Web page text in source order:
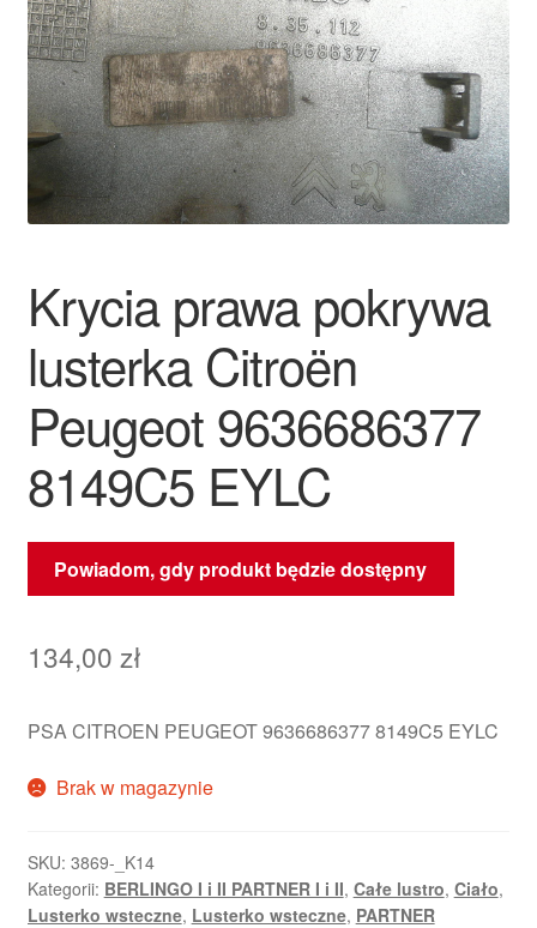
O nas
Płatności
Polityka prywatności
Procedura reklamacyjna
Wózek
Zasady i warunki
Krycia prawa pokrywa
lusterka Citroën
Peugeot 9636686377
8149C5 EYLC
Powiadom, gdy produkt będzie dostępny
134,00 zł
PSA CITROEN PEUGEOT 9636686377 8149C5 EYLC
Brak w magazynie
SKU: 3869-_K14
Kategorii: BERLINGO I i II PARTNER I i II, Całe lustro, Ciało,
Lusterko wsteczne, Lusterko wsteczne, PARTNER